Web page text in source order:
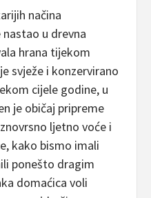
načina
u drevna
hrana tijekom
svježe i konzervirano
cijele godine, u
je običaj pripreme
ljetno voće i
kako bismo imali
ponešto dragim
domaćica voli